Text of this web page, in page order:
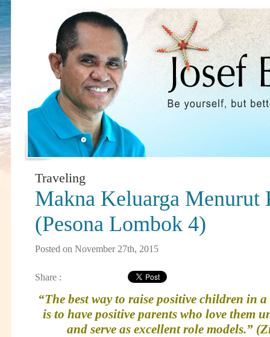
Traveling
Makna Keluarga Menurut
(Pesona Lombok 4)
Posted on November 27th, 2015
Share :
“The best way to raise positive children in
is to have positive parents who love them
and serve as excellent role models.”